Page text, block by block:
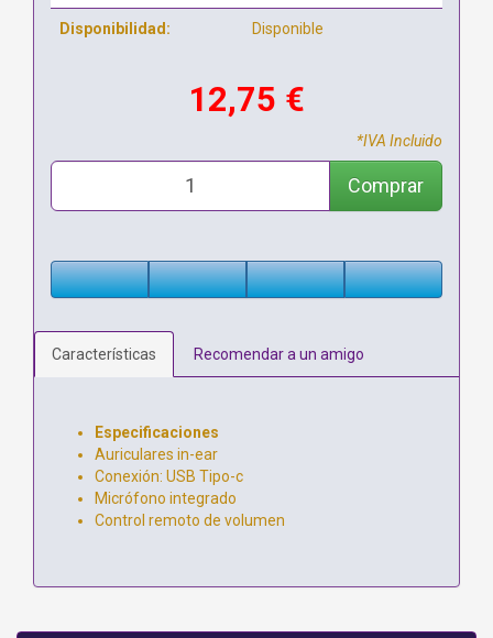
Disponibilidad: Disponible
12,75 €
*IVA Incluido
Comprar
Características Recomendar a un amigo
Especificaciones
Auriculares in-ear
Conexión: USB Tipo-c
Micrófono integrado
Control remoto de volumen